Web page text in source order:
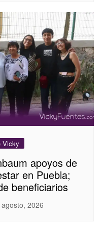
Vicky
apoyos de
en Puebla;
beneficiarios
2026